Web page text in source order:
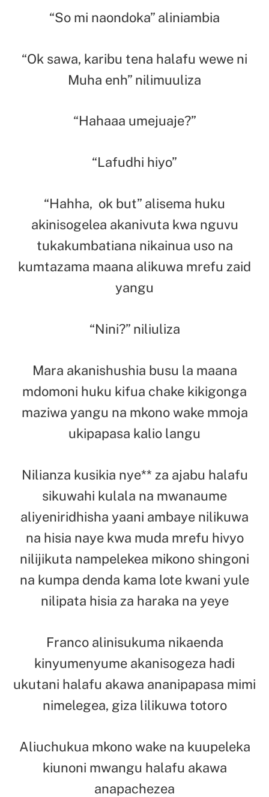
“So mi naondoka” aliniambia
“Ok sawa, karibu tena halafu wewe ni
Muha enh” nilimuuliza
“Hahaaa umejuaje?”
“Lafudhi hiyo”
“Hahha, ok but” alisema huku
akinisogelea akanivuta kwa nguvu
tukakumbatiana nikainua uso na
kumtazama maana alikuwa mrefu zaid
yangu
“Nini?” niliuliza
Mara akanishushia busu la maana
mdomoni huku kifua chake kikigonga
maziwa yangu na mkono wake mmoja
ukipapasa kalio langu
Nilianza kusikia nye** za ajabu halafu
sikuwahi kulala na mwanaume
aliyeniridhisha yaani ambaye nilikuwa
na hisia naye kwa muda mrefu hivyo
nilijikuta nampelekea mikono shingoni
na kumpa denda kama lote kwani yule
nilipata hisia za haraka na yeye
Franco alinisukuma nikaenda
kinyumenyume akanisogeza hadi
ukutani halafu akawa ananipapasa mimi
nimelegea, giza lilikuwa totoro
Aliuchukua mkono wake na kuupeleka
kiunoni mwangu halafu akawa
anapachezea